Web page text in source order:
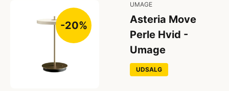
-20%
UMAGE
Asteria Move
Perle Hvid -
Umage
UDSALG